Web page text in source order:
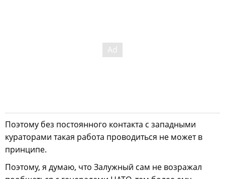
Поэтому без постоянного контакта с западными
кураторами такая работа проводиться не может в
принципе.
Поэтому, я думаю, что Залужный сам не возражал